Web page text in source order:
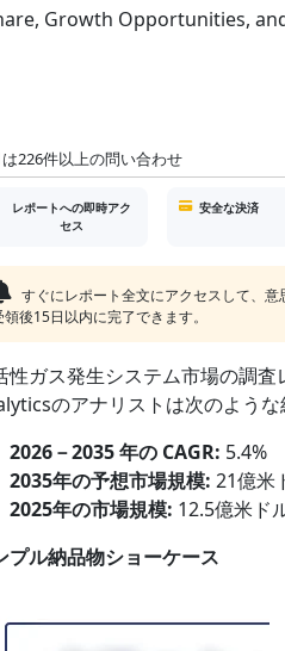
Growth Opportunities,
226件以上の問い合わせ
レポートへの即時アク
セス
安全な決済
すぐにレポート全文にアクセスして、
領後15日以内に完了できます。
性ガス発生システム市場の調
のアナリストは次のよう
2026－2035 年の CAGR: 5.4%
2035年の予想市場規模: 21億米
2025年の市場規模: 12.5億米ド
プル納品物ショーケース